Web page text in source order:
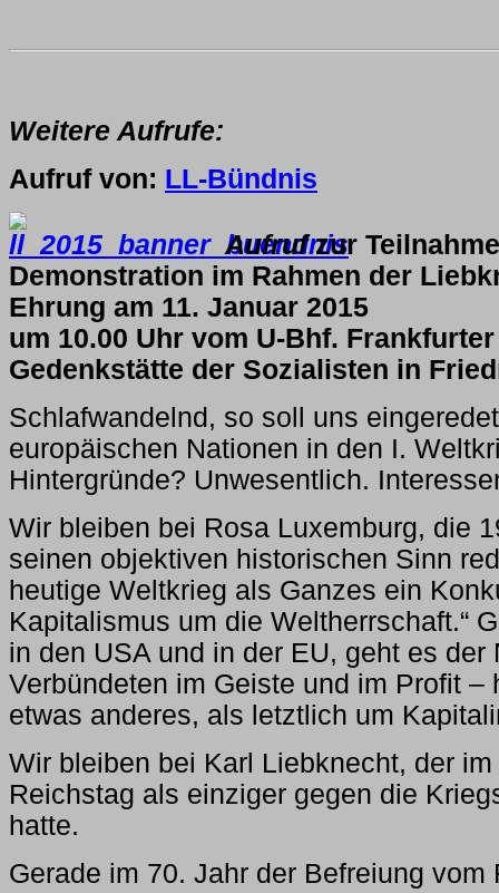
Weitere Aufrufe:
Aufruf von: LL-Bündnis
Aufrufzur
Demonstration im Rahmen der
Ehrung am 11. Januar 2015
um 10.00 Uhr vom U-Bhf.
Gedenkstätte der Sozialisten in
Schlafwandelnd, so soll uns
europäischen Nationen in den I.
Hintergründe? Unwesentlich.
Wir bleiben bei Rosa Luxemburg, die
seinen objektiven historischen Sinn
heutige Weltkrieg als Ganzes ein
Kapitalismus um die Weltherrschaft.“
in den USA und in der EU, geht es der
Verbündeten im Geiste und im Profit –
etwas anderes, als letztlich um
Wir bleiben bei Karl Liebknecht, der
Reichstag als einziger gegen die
hatte.
Gerade im 70. Jahr der Befreiung vom